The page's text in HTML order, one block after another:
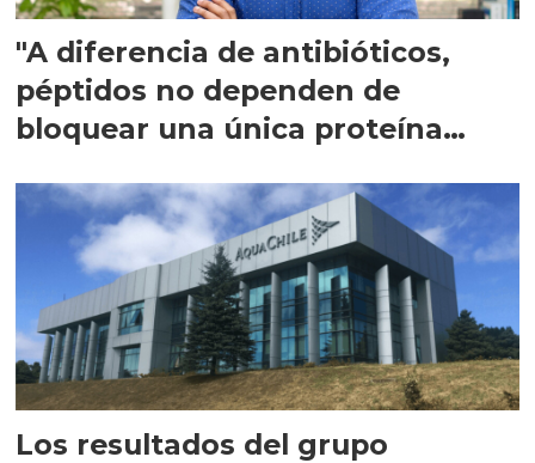
"A diferencia de antibióticos,
péptidos no dependen de
bloquear una única proteína
Los resultados del grupo